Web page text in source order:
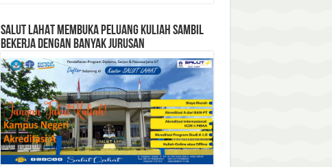
SALUT LAHAT MEMBUKA PELUANG KULIAH SAMBIL
BEKERJA DENGAN BANYAK JURUSAN